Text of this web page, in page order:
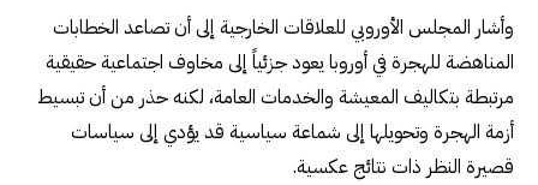
وأشار المجلس الأوروبي للعلاقات الخارجية إلى أن تصاعد الخطابات
المناهضة للهجرة في أوروبا يعود جزئياً إلى مخاوف اجتماعية حقيقية
مرتبطة بتكاليف المعيشة والخدمات العامة، لكنه حذر من أن تبسيط
أزمة الهجرة وتحويلها إلى شماعة سياسية قد يؤدي إلى سياسات
قصيرة النظر ذات نتائج عكسية.